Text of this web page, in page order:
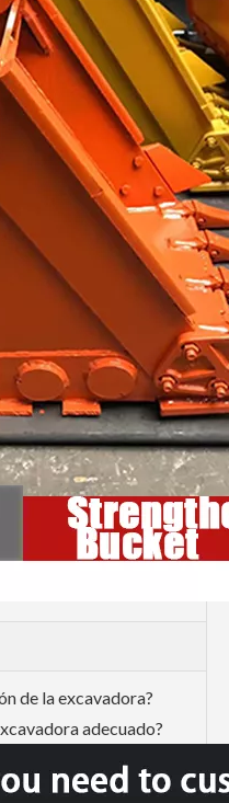
de la excavadora?
adecuado?